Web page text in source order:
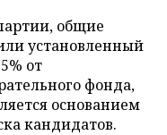
общие
установленный
от
фонда,
основанием
кандидатов.